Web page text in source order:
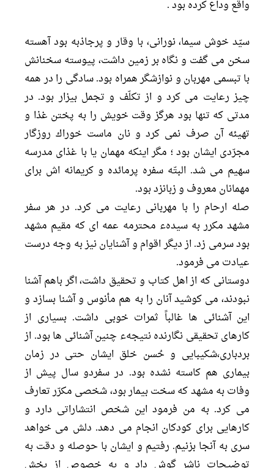
واقع وداع كرده بود .
سيّد خوش سيما، نورانى، با وقار و پرجاذبه بود آهسته
سخن مى گفت و نگاه بر زمين داشت، پيوسته سخنانش
با تبسمى مهربان و نوازشگر همراه بود. سادگى را در همه
چيز رعايت مى كرد و از تكلّف و تجمل بيزار بود. در
مدتى كه تنها بود هرگز وقت خويش را به پختن غذا و
تهيئه آن صرف نمى كرد و نان ماست خوراك روزگار
مجرّدى ايشان بود ؛ مگر اينكه مهمان يا با غذاى مدرسه
سهيم مى شد. البتّه سفره پرمائده و كريمانه اش براى
مهمانان معروف و زبانزد بود.
صله ارحام را با مهربانى رعايت مى كرد. در هر سفر
مشهد مكرر به سيدهء محترمه عمه اى كه مقيم مشهد
بود سرمى زد. از ديگر اقوام و آشنايان نيز به وجه درست
عيادت مى فرمود.
دوستانى كه از اهل كتاب و تحقيق داشت، اگر باهم آشنا
نبودند، مى كوشيد آنان را به هم مأنوس و آشنا بسازد و
اين آشنائى ها غالباً ثمرات خوبى داشت. بسيارى از
كارهاى تحقيقى نگارنده نتيجهء چنين آشنائى ها بود. از
بردبارى،شكيبايى و حُسن خلق ايشان حتى در زمان
بيمارى هم كاسته نشده بود. در سفردو سال پيش از
وفات به مشهد كه سخت بيمار بود، شخصى مكرّر تعارف
مى كرد. به من فرمود اين شخص انتشاراتى دارد و
كارهايى براى كودكان انجام مى دهد. دلش مى خواهد
سرى به آنجا بزنيم. رفتيم و ايشان با حوصله و دقت به